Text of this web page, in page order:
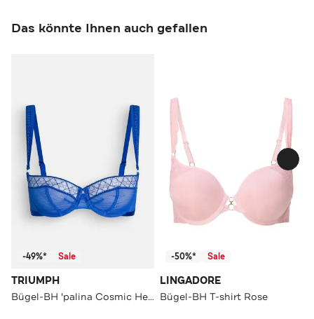
Das könnte Ihnen auch gefallen
-49%* Sale
TRIUMPH
Bügel-BH 'palina Cosmic Heartbeat' royalblau
-50%* Sale
LINGADORE
Bügel-BH T-shirt Rose